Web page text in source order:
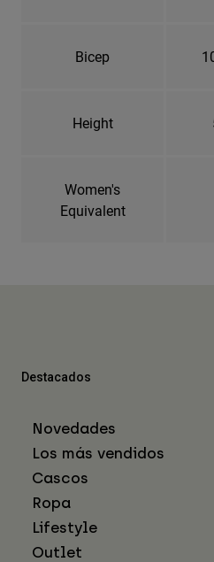
Bicep
Height
Women's
Equivalent
Destacados
Novedades
Los más vendidos
Cascos
Ropa
Lifestyle
Outlet